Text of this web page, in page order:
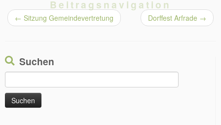
Beitragsnavigation
← Sitzung Gemeindevertretung Dorffest Arfrade →
Suchen
nach: